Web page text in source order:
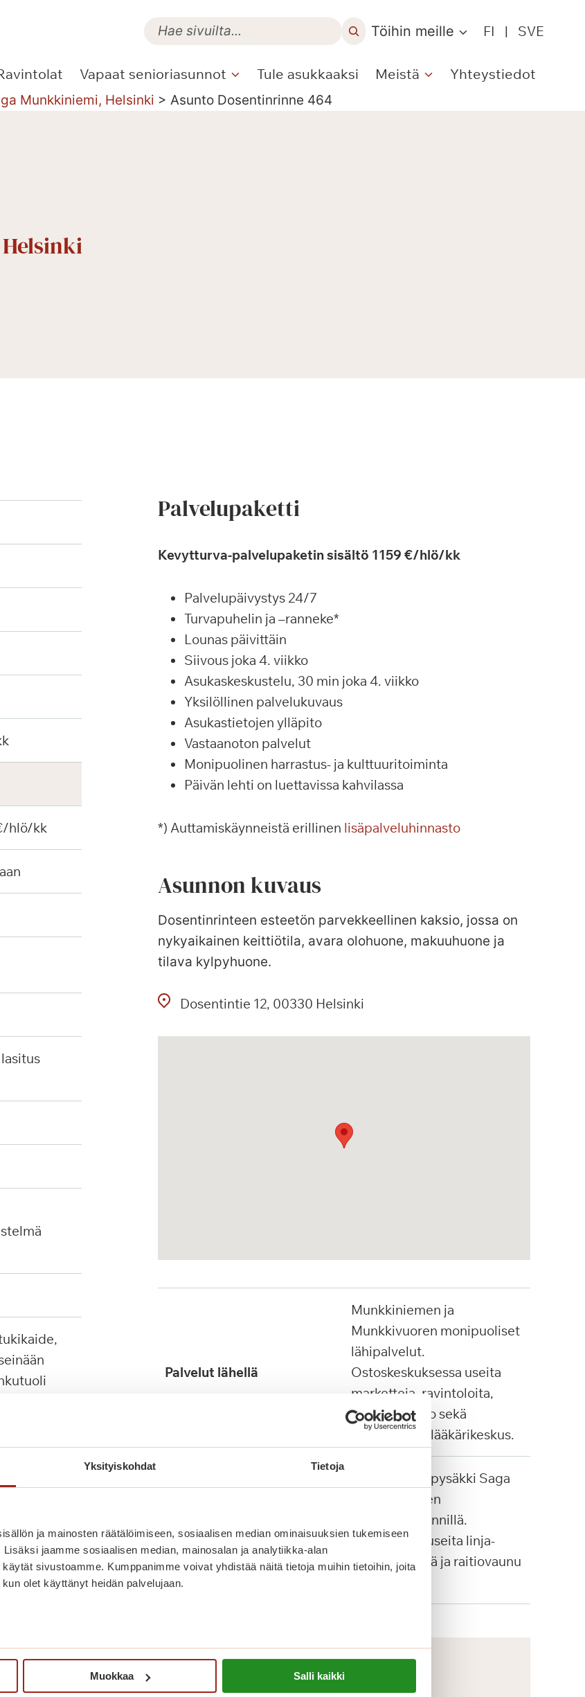
Yksityiskohdat Tietoja
ja mainosten räätälöimiseen, sosiaalisen median ominaisuuksien tukemiseen
jaamme sosiaalisen median, mainosalan ja analytiikka-alan
sivustoamme. Kumppanimme voivat yhdistää näitä tietoja muihin tietoihin, joita
olet käyttänyt heidän palvelujaan.
Muokkaa Salli kaikki
Töihin meille FI | SVE
Vapaat senioriasunnot Tule asukkaaksi Meistä Yhteystiedot
Munkkiniemi, Helsinki > Asunto Dosentinrinne 464
hlö/kk
Palvelupaketti
Kevytturva-palvelupaketin sisältö 1159 €/hlö/kk
Palvelupäivystys 24/7
Turvapuhelin ja –ranneke*
Lounas päivittäin
Siivous joka 4. viikko
Asukaskeskustelu, 30 min joka 4. viikko
Yksilöllinen palvelukuvaus
Asukastietojen ylläpito
Vastaanoton palvelut
Monipuolinen harrastus- ja kulttuuritoiminta
Päivän lehti on luettavissa kahvilassa
*) Auttamiskäynneistä erillinen lisäpalveluhinnasto
Asunnon kuvaus
Dosentinrinteen esteetön parvekkeellinen kaksio, jossa on
nykyaikainen keittiötila, avara olohuone, makuuhuone ja
tilava kylpyhuone.
Dosentintie 12 00330 Helsinki
Palvelut lähellä
Munkkiniemen ja
Munkkivuoren monipuoliset
lähipalvelut.
Ostoskeskuksessa useita
marketteja, ravintoloita,
apteekki, Alko sekä
Pihjalalinnan lääkärikeskus.
Julkinen liikenne
Palvelulinjan pysäkki Saga
Munkkiniemen
pääsisäänkäynnillä.
Lähialueella useita linja-
autopysäkkejä ja raitiovaunu